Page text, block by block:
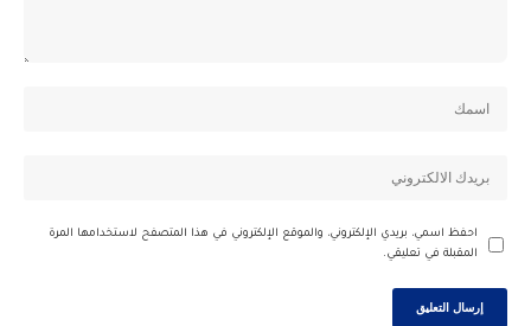
احفظ اسمي، بريدي الإلكتروني، والموقع الإلكتروني في هذا المتصفح لاستخدامها المرة
المقبلة في تعليقي.